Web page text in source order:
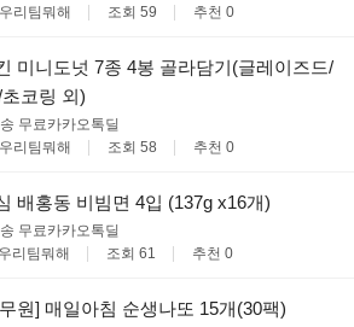
우리팀뭐해 조회 59 추천 0
미니도넛 7종 4봉 골라담기(글레이즈드/
코링 외)
무료카카오톡딜
우리팀뭐해 조회 58 추천 0
배홍동 비빔면 4입 (137g x16개)
무료카카오톡딜
우리팀뭐해 조회 61 추천 0
원] 매일아침 순생나또 15개(30팩)